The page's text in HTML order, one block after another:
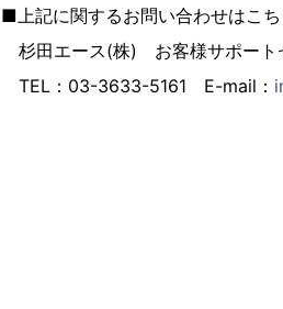
■上記に関するお問い合わせはこ
杉田エース(株) お客様サポー
TEL：03-3633-5161 E-mail：